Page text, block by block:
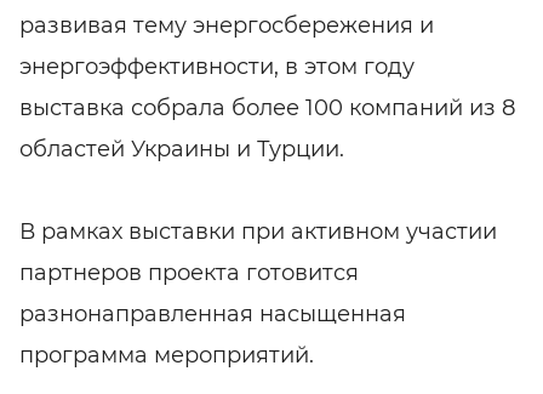
развивая тему энергосбережения и
энергоэффективности, в этом году
выставка собрала более 100 компаний из 8
областей Украины и Турции.
В рамках выставки при активном участии
партнеров проекта готовится
разнонаправленная насыщенная
программа мероприятий.